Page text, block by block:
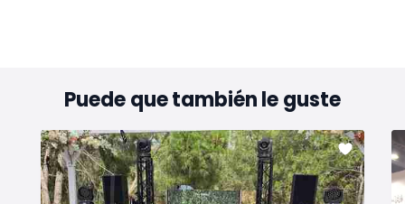
Puede que también le guste